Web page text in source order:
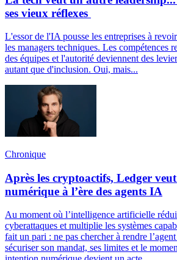
ses vieux réflexes
L'essor de l'IA pousse les entreprises à
les managers techniques. Les compétences
des équipes et l'autorité deviennent des
autant que d'inclusion. Oui, mais...
Chronique
Après les cryptoactifs, Ledger
numérique à l’ère des agents IA
Au moment où l’intelligence artificielle
cyberattaques et multiplie les systèmes
fait un pari : ne pas chercher à rendre
sécuriser son mandat, ses limites et le